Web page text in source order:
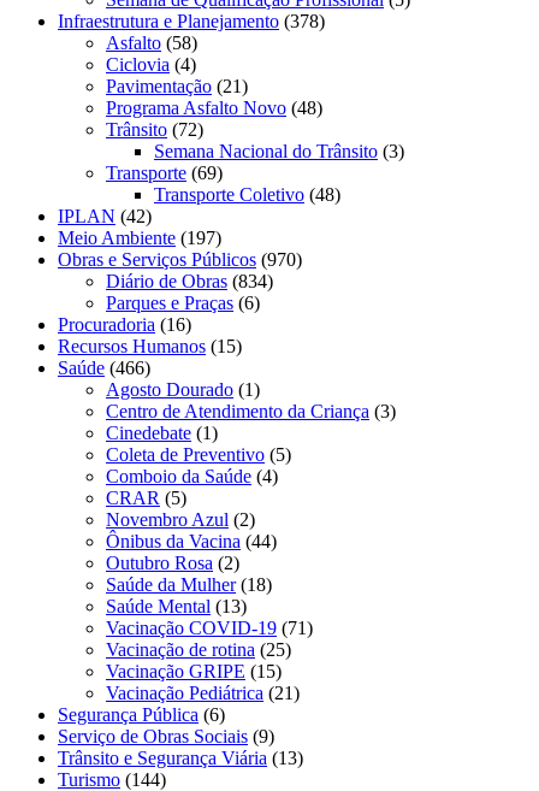
Infraestrutura e Planejamento (378)
Asfalto (58)
Ciclovia (4)
Pavimentação (21)
Programa Asfalto Novo (48)
Trânsito (72)
Semana Nacional do Trânsito (3)
Transporte (69)
Transporte Coletivo (48)
IPLAN (42)
Meio Ambiente (197)
Obras e Serviços Públicos (970)
Diário de Obras (834)
Parques e Praças (6)
Procuradoria (16)
Recursos Humanos (15)
Saúde (466)
Agosto Dourado (1)
Centro de Atendimento da Criança (3)
Cinedebate (1)
Coleta de Preventivo (5)
Comboio da Saúde (4)
CRAR (5)
Novembro Azul (2)
Ônibus da Vacina (44)
Outubro Rosa (2)
Saúde da Mulher(18)
Saúde Mental (13)
Vacinação COVID-19 (71)
Vacinação de rotina (25)
Vacinação GRIPE (15)
Vacinação Pediátrica (21)
Segurança Pública (6)
Serviço de Obras Sociais (9)
Trânsito e Segurança Viária (13)
Turismo (144)